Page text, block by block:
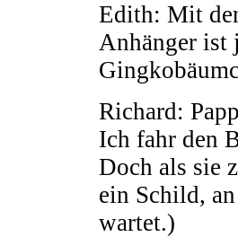
Edith: Mit
Anhänger ist
Richard:
Ich fahr den
Doch als sie
ein Schild,
wartet.)